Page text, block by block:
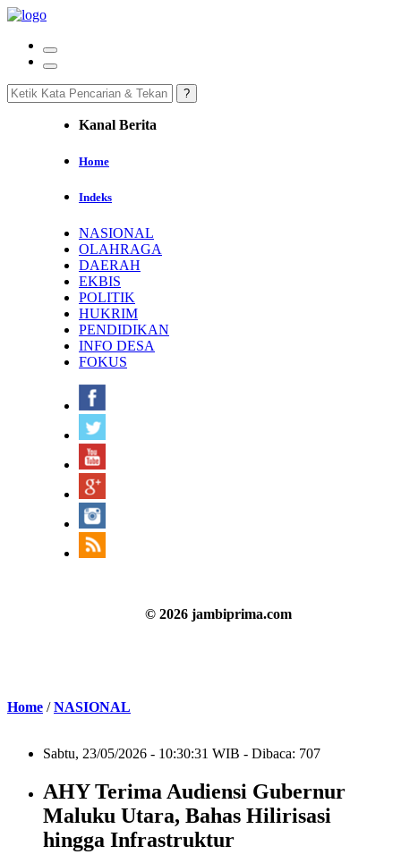
Kanal Berita
Home
Indeks
NASIONAL
OLAHRAGA
DAERAH
EKBIS
POLITIK
HUKRIM
PENDIDIKAN
INFO DESA
FOKUS
© 2026 jambiprima.com
Home /NASIONAL
Sabtu, 23/05/2026 - 10:30:31 WIB - Dibaca: 707
AHY Terima Audiensi Gubernur
Maluku Utara, Bahas Hilirisasi
hingga Infrastruktur